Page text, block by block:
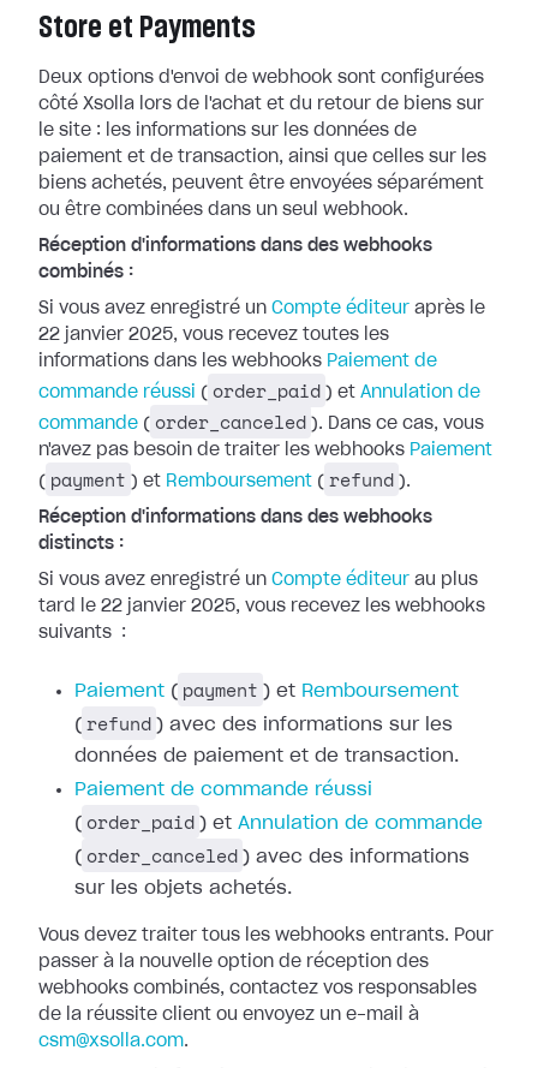
Store et Payments
Deux options d'envoi de webhook sont configurées
côté Xsolla lors de l'achat et du retour de biens sur
le site : les informations sur les données de
paiement et de transaction, ainsi que celles sur les
biens achetés, peuvent être envoyées séparément
ou être combinées dans un seul webhook.
Réception d'informations dans des webhooks
combinés :
Si vous avez enregistré un Compte éditeur après le
22 janvier 2025, vous recevez toutes les
informations dans les webhooks Paiement de
commande réussi
( order_paid ) et Annulation de
commande ( order_canceled ). Dans ce cas, vous
n'avez pas besoin de traiter les webhooks Paiement
( payment ) et Remboursement ( refund ).
Réception d'informations dans des webhooks
distincts :
Si vous avez enregistré un Compte éditeur au plus
tard le 22 janvier 2025, vous recevez les webhooks
suivants
:
Paiement ( payment ) et Remboursement
( refund ) avec des informations sur les
données de paiement et de transaction.
Paiement de commande réussi
( order_paid ) et Annulation de commande
( order_canceled ) avec des informations
sur les objets achetés.
Vous devez traiter tous les webhooks entrants. Pour
passer à la nouvelle option de réception des
webhooks combinés, contactez vos responsables
de la réussite client ou envoyez un e-mail à
csm@xsolla.com.